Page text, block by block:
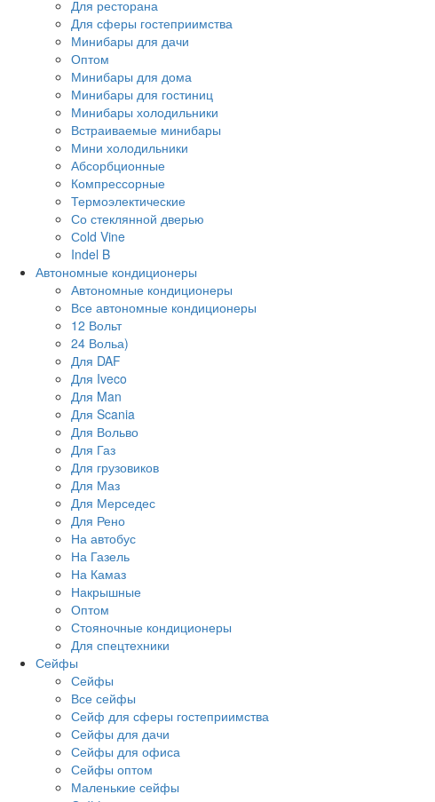
Для ресторана
Для сферы гостеприимства
Минибары для дачи
Оптом
Минибары для дома
Минибары для гостиниц
Минибары холодильники
Встраиваемые минибары
Мини холодильники
Абсорбционные
Компрессорные
Термоэлектические
Со стеклянной дверью
Сold Vine
Indel B
Автономные кондиционеры
Автономные кондиционеры
Все автономные кондиционеры
12 Вольт
24 Вольа)
Для DAF
Для Iveco
Для Man
Для Scania
Для Вольво
Для Газ
Для грузовиков
Для Маз
Для Мерседес
Для Рено
На автобус
На Газель
На Камаз
Накрышные
Оптом
Стояночные кондиционеры
Для спецтехники
Сейфы
Сейфы
Все сейфы
Сейф для сферы гостеприимства
Сейфы для дачи
Сейфы для офиса
Сейфы оптом
Маленькие сейфы